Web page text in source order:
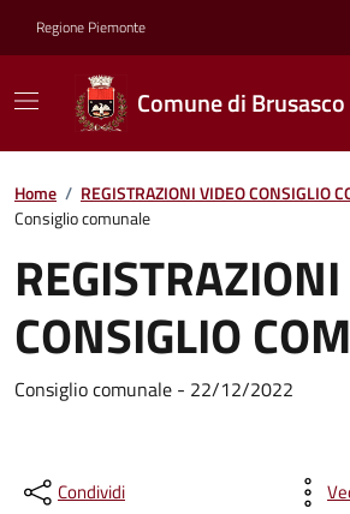
Regione Piemonte
Comune di Brusasco
Home / REGISTRAZIONI VIDEO CONSIGLIO
Consiglio comunale
CONSIGLIO
Consiglio comunale - 22/12/2022
Condividi